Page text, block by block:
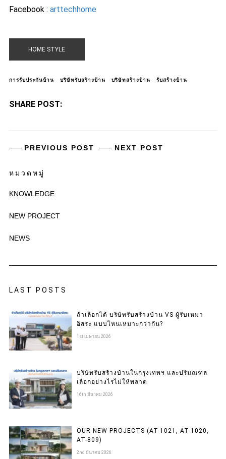
Facebook : arttechhome
HOME STYLE
การรับประกันบ้าน บริษัทรับสร้างบ้าน บริษัทสร้างบ้าน รับสร้างบ้าน
SHARE POST:
PREVIOUS POST NEXT POST
หมวดหมู่
KNOWLEDGE
NEW PROJECT
NEWS
LAST POSTS
ถ้าเลือกได้ บริษัทรับสร้างบ้าน VS ผู้รับเหมา
อิสระ แบบไหนเหมาะกว่ากัน?
1st เมษายน 2026
บริษัทรับสร้างบ้านในกรุงเทพฯ และปริมณฑล
เลือกอย่างไรไม่ให้พลาด
16th มีนาคม 2026
OUR NEW PROJECTS (AT-1021, AT-1020,
AT-809)
2nd มีนาคม 2026